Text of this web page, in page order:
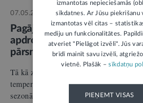
07.05.2026. RELĪZE Autors:Latvijas
Pagājušajā apkures sezonā
apdrošināšanas gadījumu
pārsniegušas 13 miljonus eiro
Tā kā ziema bija ar noturīgu sniega segu
temperatūru zem nulle grādu atzīmes,
sezonā pieaudzis apdrošināšanas
izmantotas nepieciešamās
sīkdatnes. Ar Jūsu piekrišanu
izmantotas vēl citas –
mediju un funkcionalitātes.
atveriet "Pielāgot izvēli". Jūs
brīdī mainīt savu izvēli,
vietnē. Plašāk –sīkdatņu
PIEŅEMT VISAS